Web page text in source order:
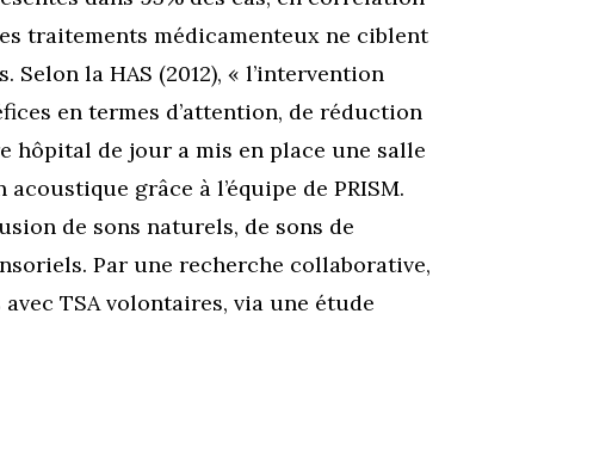
traitements médicamenteux ne ciblent
la HAS (2012), « l’intervention
en termes d’attention, de réduction
hôpital de jour a mis en place une salle
grâce à l’équipe de PRISM.
de sons naturels, de sons de
Par une recherche collaborative,
TSA volontaires, via une étude